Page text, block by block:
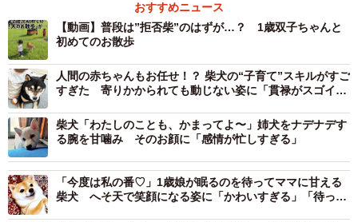
2/5
おすすめニュース
【動画】普段は”拒否柴”のはずが…？ 1歳双子ちゃんと
初めてのお散歩
人間の赤ちゃんもお任せ！？ 柴犬の“子育て”スキルがすご
すぎた 寄りかかられても動じない姿に「貫禄がスゴイ」
柴犬「わたしのことも、かまってよ〜」姉犬をナデナデす
る腕を甘噛み そのお顔に「感情が忙しすぎる」
「今度は私の番♡」1歳娘が眠るのを待ってママに甘える
柴犬 へそ天で笑顔になる姿に「かわいすぎる」「待って